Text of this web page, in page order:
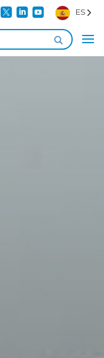
   ES